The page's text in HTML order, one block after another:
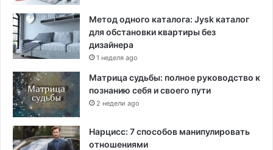
Метод одного каталога: Jysk каталог
для обстановки квартиры без
дизайнера
1 неделя ago
Матрица судьбы: полное руководство к
познанию себя и своего пути
2 недели ago
Нарцисс: 7 способов манипулировать
отношениями